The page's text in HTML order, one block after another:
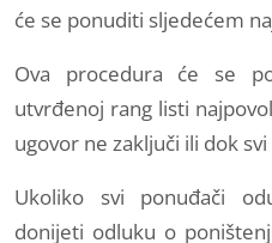
će se ponuditi sljedećem
Ova procedura će se
utvrđenoj rang listi
ugovor ne zaključi ili dok
Ukoliko svi ponuđači
donijeti odluku o